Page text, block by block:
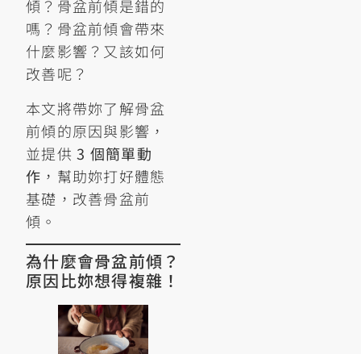
傾？骨盆前傾是錯的
嗎？骨盆前傾會帶來
什麼影響？又該如何
改善呢？
本文將帶妳了解骨盆
前傾的原因與影響，
並提供3 個簡單動
作 ，幫助妳打好體態
基礎，改善骨盆前
傾。
為什麼會骨盆前傾？
原因比妳想得複雜！